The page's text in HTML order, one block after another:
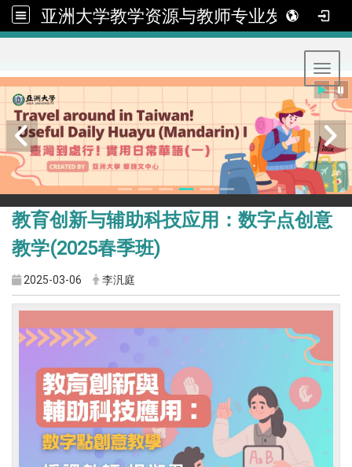
亚洲大学教学资源与教师专业发展中心
教育创新与辅助科技应用：数字点创意
教学(2025春季班)
2025-03-06 李汎庭